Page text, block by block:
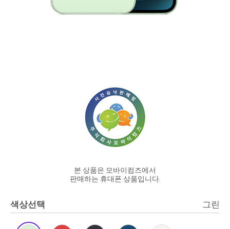
본 상품은 모바이컴즈에서
판매하는 휴대폰 상품입니다.
색상선택 그린